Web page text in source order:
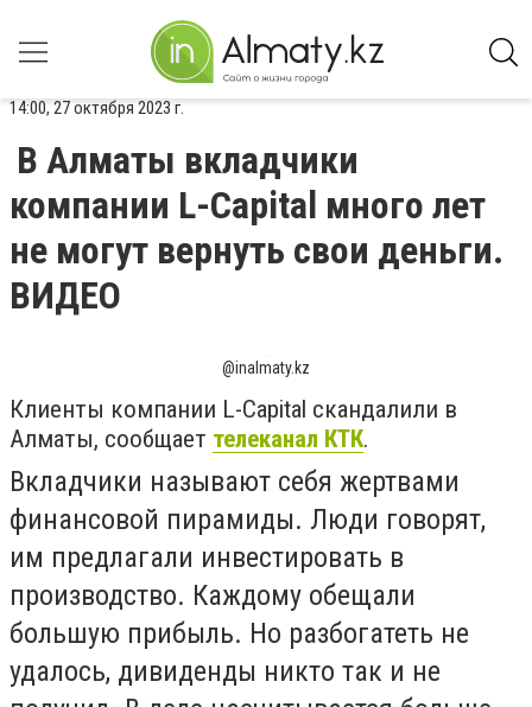
14:00, 27 октября 2023 г.
В Алматы вкладчики
компании L-Capital много лет
не могут вернуть свои деньги.
ВИДЕО
@inalmaty.kz
Клиенты компании L-Capital скандалили в
Алматы, сообщает телеканал КТК.
Вкладчики называют себя жертвами
финансовой пирамиды. Люди говорят,
им предлагали инвестировать в
производство. Каждому обещали
большую прибыль. Но разбогатеть не
удалось, дивиденды никто так и не